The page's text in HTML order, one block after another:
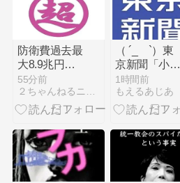
防衛費過去最
大8.9兆円要
求へ 予算案
で膨張、無人
機・AI導入 #
代遅れで使い
道のない空母
とF35に予算
使ったマヌケ
55分前
（ ´_ゝ`）東
京新聞「小池
都知事、今年
も虐殺された
朝鮮人犠牲者
送付しない意
向。10年連
1時間前
もえるあじあ